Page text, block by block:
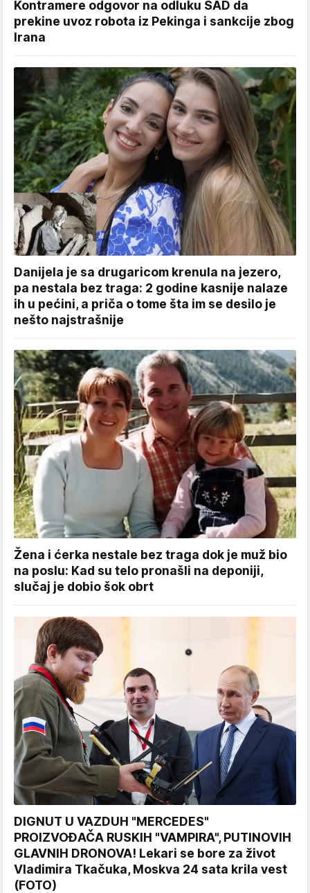
Kontramere odgovor na odluku SAD da
prekine uvoz robota iz Pekinga i sankcije zbog
Irana
Danijela je sa drugaricom krenula na jezero,
pa nestala bez traga: 2 godine kasnije nalaze
ih u pećini, a priča o tome šta im se desilo je
nešto najstrašnije
Žena i ćerka nestale bez traga dok je muž bio
na poslu: Kad su telo pronašli na deponiji,
slučaj je dobio šok obrt
DIGNUT U VAZDUH "MERCEDES"
PROIZVOĐAČA RUSKIH "VAMPIRA", PUTINOVIH
GLAVNIH DRONOVA! Lekari se bore za život
Vladimira Tkačuka, Moskva 24 sata krila vest
(FOTO)